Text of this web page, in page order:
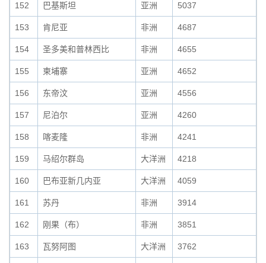
152 巴基斯坦 亚洲 5037
153 肯尼亚 非洲 4687
154 圣多美和普林西比 非洲 4655
155 柬埔寨 亚洲 4652
156 东帝汶 亚洲 4556
157 尼泊尔 亚洲 4260
158 喀麦隆 非洲 4241
159 马绍尔群岛 大洋洲 4218
160 巴布亚新几内亚 大洋洲 4059
161 苏丹 非洲 3914
162 刚果（布） 非洲 3851
163 瓦努阿图 大洋洲 3762